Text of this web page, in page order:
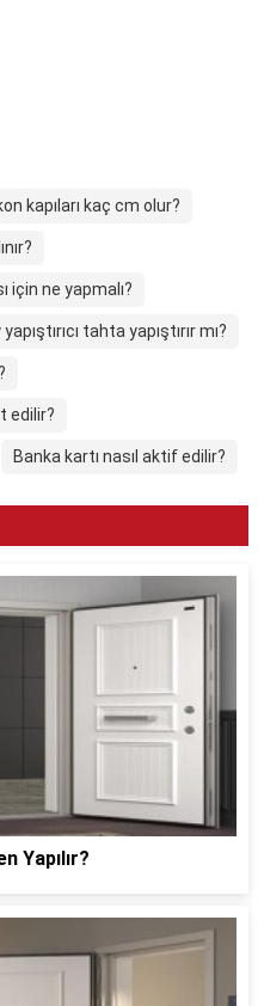
kapıları kaç cm olur?
için ne yapmalı?
yapıştırıcı tahta yapıştırır mı?
edilir?
Banka kartı nasıl aktif edilir?
Yapılır?